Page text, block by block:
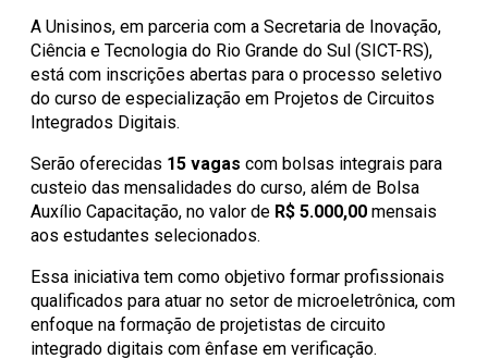
A Unisinos, em parceria com a Secretaria de Inovação,
Ciência e Tecnologia do Rio Grande do Sul (SICT-RS),
está com inscrições abertas para o processo seletivo
do curso de especialização em Projetos de Circuitos
Integrados Digitais.
Serão oferecidas 15 vagas com bolsas integrais para
custeio das mensalidades do curso, além de Bolsa
Auxílio Capacitação, no valor de R$ 5.000,00 mensais
aos estudantes selecionados.
Essa iniciativa tem como objetivo formar profissionais
qualificados para atuar no setor de microeletrônica, com
enfoque na formação de projetistas de circuito
integrado digitais com ênfase em verificação.